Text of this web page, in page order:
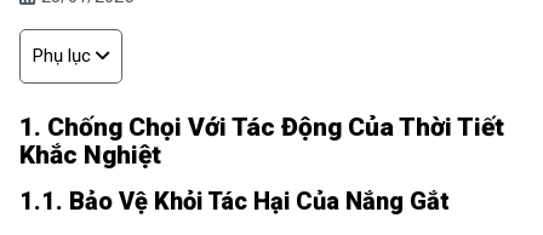
Phụ lục
1. Chống Chọi Với Tác Động Của Thời Tiết
Khắc Nghiệt
1.1. Bảo Vệ Khỏi Tác Hại Của Nắng Gắt